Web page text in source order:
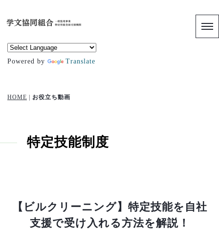
Powered by Translate
HOME お役立ち動画
特定技能制度
【ビルクリーニング】特定技能を自社
支援で受け入れる方法を解説！